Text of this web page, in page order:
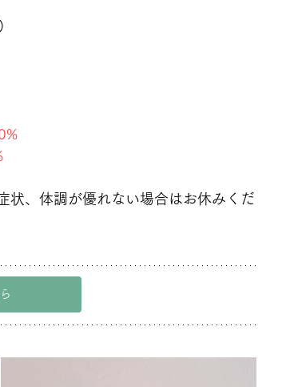
状、体調が優れない場合はお休みくだ